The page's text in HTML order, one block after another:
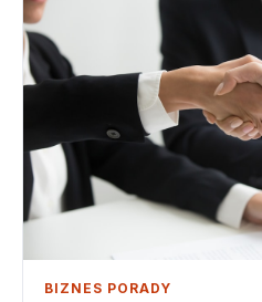
BIZNES PORADY